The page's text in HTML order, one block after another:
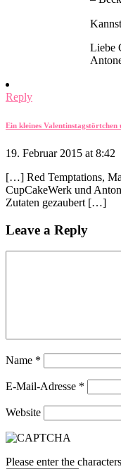
Liebe
Reply
Ein kleines
19. Februar 2015 at 8:42
[…] Red Temptations,
CupCakeWerk und
Zutaten gezaubert […]
Leave a Reply
Name *
E-Mail-Adresse *
Website
Please enter the